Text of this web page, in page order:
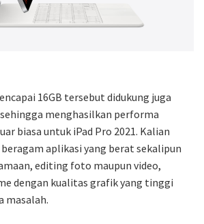
16GB tersebut didukung juga
menghasilkan performa
biasa untuk iPad Pro 2021. Kalian
aplikasi yang berat sekalipun
editing foto maupun video,
dengan kualitas grafik yang tinggi
masalah.